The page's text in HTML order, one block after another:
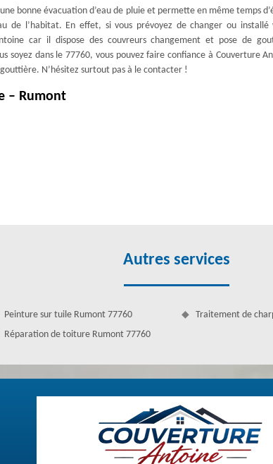
bonne évacuation d’eau de pluie et permette en même temps
de l’habitat. En effet, si vous prévoyez de changer ou installé
car il dispose des couvreurs changement et pose de
soyez dans le 77760, vous pouvez faire confiance à Couverture
N’hésitez surtout pas à le contacter !
– Rumont
sur 77760
votre maison. Notre entreprise possède des zingueurs et
dans ce travail. N’hésitez pas de nous appeler à l’immédiat
pouvons intervenir chez vous même pour un projet à l’improviste.
de travail spécifique. En tout cas, pour l’achat de votre
Autres services
Peinture sur tuile Rumont 77760
Réparation de toiture Rumont 77760
Traitement de